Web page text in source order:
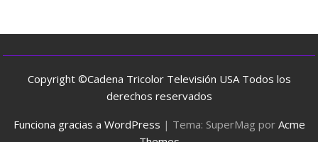
Copyright ©Cadena Tricolor Televisión USA Todos los
derechos reservados
Funciona gracias a WordPress | Tema: SuperMag por Acme